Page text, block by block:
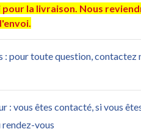
pour la livraison. Nous
: pour toute question, contactez
: vous êtes contacté, si vous
rendez-vous